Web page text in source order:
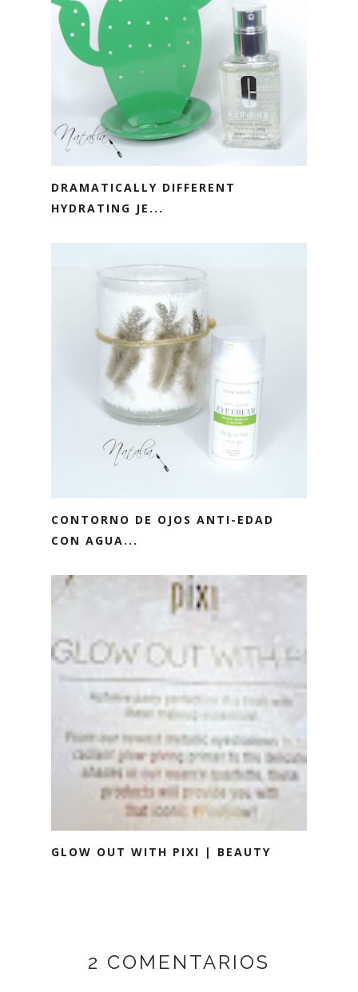
DRAMATICALLY DIFFERENT
HYDRATING JE...
CONTORNO DE OJOS ANTI-EDAD
CON AGUA...
GLOW OUT WITH PIXI | BEAUTY
2 COMENTARIOS